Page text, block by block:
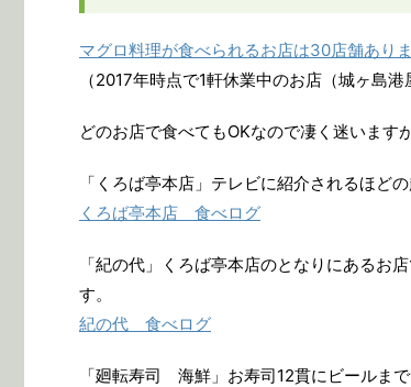
マグロ料理が食べられるお店は30店舗ありま
（2017年時点で1軒休業中のお店（城ヶ島港
どのお店で食べてもOKなので凄く迷います
「くろば亭本店」テレビに紹介されるほどの
くろば亭本店 食べログ
「紀の代」くろば亭本店のとなりにあるお
す。
紀の代 食べログ
「廻転寿司 海鮮」お寿司12貫にビールま